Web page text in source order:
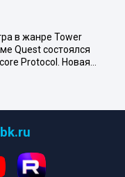
в жанре Tower
Quest состоялся
Protocol. Новая…